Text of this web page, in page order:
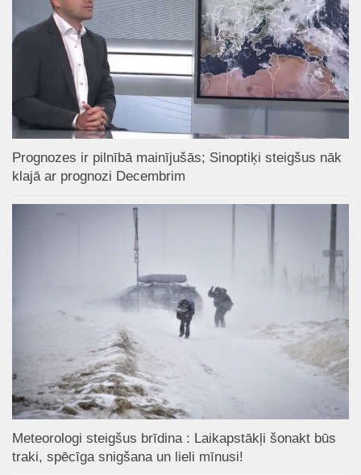
Prognozes ir pilnībā mainījušās; Sinoptiķi steigšus nāk
klajā ar prognozi Decembrim
Meteorologi steigšus brīdina : Laikapstākļi šonakt būs
traki, spēcīga snigšana un lieli mīnusi!